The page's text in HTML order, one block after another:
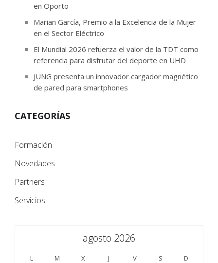
en Oporto
Marian García, Premio a la Excelencia de la Mujer
en el Sector Eléctrico
El Mundial 2026 refuerza el valor de la TDT como
referencia para disfrutar del deporte en UHD
JUNG presenta un innovador cargador magnético
de pared para smartphones
CATEGORÍAS
Formación
Novedades
Partners
Servicios
agosto 2026
L M X J V S
D